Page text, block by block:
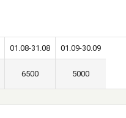
01.08-31.08 01.09-30.09
6500 5000